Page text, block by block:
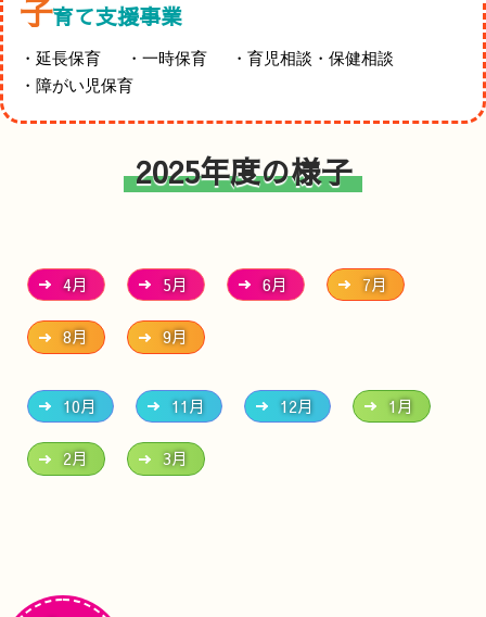
子育て支援事業
延長保育 一時保育
育児相談・保健相談
障がい児保育
2025年度の様子
4月 5月 6月 7月
8月 9月
10月 11月 12月 1月
2月 3月